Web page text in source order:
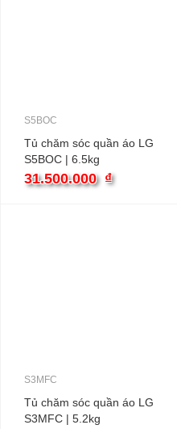
S5BOC
Tủ chăm sóc quần áo LG
S5BOC | 6.5kg
31.500.000 ₫
S3MFC
Tủ chăm sóc quần áo LG
S3MFC | 5.2kg